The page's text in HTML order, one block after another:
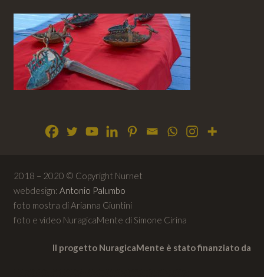
2018 – 2020 © Copyright Nurnet
webdesign: Antonio Palumbo
foto mostra di Arianna Giuntini
foto e video NuragicaMente di Simone Cirina
Il progetto NuragicaMente è stato finanziato da